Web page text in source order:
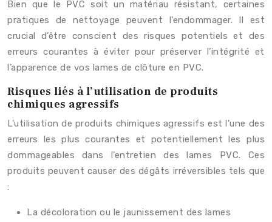
Bien que le PVC soit un matériau résistant, certaines
pratiques de nettoyage peuvent l’endommager. Il est
crucial d’être conscient des risques potentiels et des
erreurs courantes à éviter pour préserver l’intégrité et
l’apparence de vos lames de clôture en PVC.
Risques liés à l’utilisation de produits
chimiques agressifs
L’utilisation de produits chimiques agressifs est l’une des
erreurs les plus courantes et potentiellement les plus
dommageables dans l’entretien des lames PVC. Ces
produits peuvent causer des dégâts irréversibles tels que
:
La décoloration ou le jaunissement des lames